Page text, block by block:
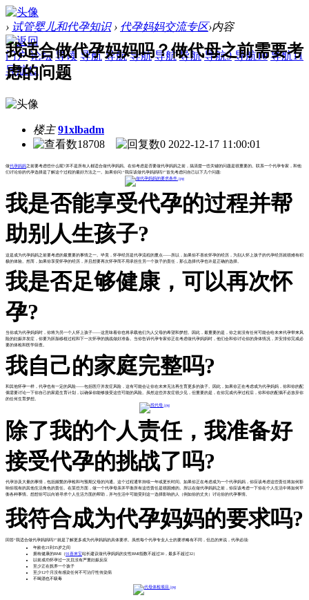
› 试管婴儿和代孕知识 › 代孕妈妈交流专区›内容
门户 论坛 导读 导航 导航 导航 导航 导航 导航9 导航10 导航11
导航12
我适合做代孕妈妈吗？做代母之前需要考
虑的问题
楼主 91xlbadm
18708
0 2022-12-17 11:00:01
做代孕妈妈之前要考虑些什么呢?并不是所有人都适合做代孕妈妈。在你考虑是否要做代孕妈妈之前，搞清楚一些关键的问题是很重要的。联系一个代孕专家，和他
们讨论你的代孕选择是了解这个过程的最好方法之一。如果你问:“我应该做代孕妈妈吗?”首先考虑问自己以下几个问题:
我是否能享受代孕的过程并帮
助别人生孩子?
这是成为代孕妈妈之前要考虑的最重要的事情之一。毕竟，怀孕经历是代孕流程的重点——所以，如果你不喜欢怀孕的经历，为别人怀上孩子的代孕经历就很难有积
极的体验。然而，如果你享受怀孕的经历，并且想要再次怀孕而不用承担生另一个孩子的责任，那么选择代孕也许是正确的选择。
我是否足够健康，可以再次怀
孕?
当你成为代孕妈妈时，你将为另一个人怀上孩子——这意味着你也将承载他们为人父母的希望和梦想。因此，最重要的是，你之前没有任何可能会给未来代孕带来风
险的妊娠并发症，你要为胚胎移植过程和下一次怀孕的挑战做好准备。当你告诉代孕专家你正在考虑做代孕妈妈时，他们会和你讨论你的身体情况，并安排你完成必
要的体检和医学筛查。
我自己的家庭完整吗?
和其他怀孕一样，代孕也有一定的风险——包括医疗并发症风险，这有可能会让你在未来无法再生育更多的孩子。因此，如果你正在考虑成为代孕妈妈，你和你的配
偶需要讨论一下你自己的家庭生育计划，以确保你能够接受这些可能的风险。虽然这些并发症很少见，但重要的是，在你完成代孕过程后，你和你的配偶不必放弃你
的任何生育梦想。
除了我的个人责任，我准备好
接受代孕的挑战了吗?
代孕涉及大量的事情，包括频繁的孕检和与预期父母的沟通。这个过程通常持续一年或更长时间。如果你正在考虑成为一个代孕妈妈，你应该考虑这些责任将如何影
响你现有的其他生活角色的责任。在某些方面，做一个代孕母亲并平衡所有这些责任是很困难的。所以在做代孕妈妈之前，你应该考虑一下你在个人生活中将如何平
衡各种事情。想想你可以向谁寻求个人生活方面的帮助，并与生活中可能受到这一选择影响的人（例如你的丈夫）讨论你的代孕事情。
我符合成为代孕妈妈的要求吗?
回答“我适合做代孕妈妈吗?”就是了解更多成为代孕妈妈的具体要求。虽然每个代孕专业人士的要求略有不同，但总的来说，代孕必须:
年龄在21到35岁之间
拥有健康的BMI（ 91喜来宝站长建议做代孕妈妈的女性BMI指数不超过30，最多不超过32）
以前成功怀孕过一次且没有严重妊娠反应
至少正在抚养一个孩子
至少12个月没有感染任何不可治疗性传染病
不喝酒也不吸毒